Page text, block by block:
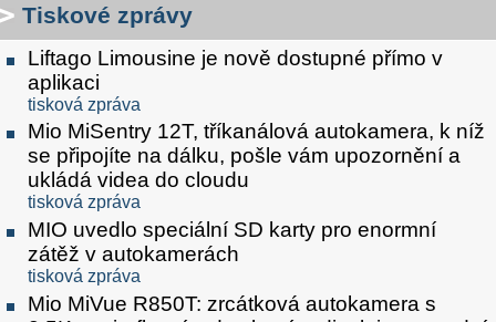
Tiskové zprávy
Liftago Limousine je nově dostupné přímo v
aplikaci
tisková zpráva
Mio MiSentry 12T, tříkanálová autokamera, k níž
se připojíte na dálku, pošle vám upozornění a
ukládá videa do cloudu
tisková zpráva
MIO uvedlo speciální SD karty pro enormní
zátěž v autokamerách
tisková zpráva
Mio MiVue R850T: zrcátková autokamera s